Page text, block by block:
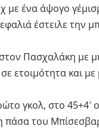
με ένα άψογο
έστειλε την
Πασχαλάκη με
ετοιμότητα και
γκολ, στο 45+4′
πάσα του